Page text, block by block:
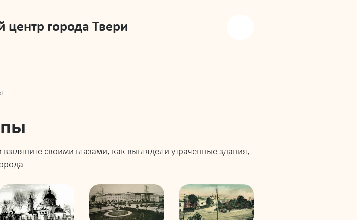
города Твери
своими глазами, как выглядели утраченные здания,